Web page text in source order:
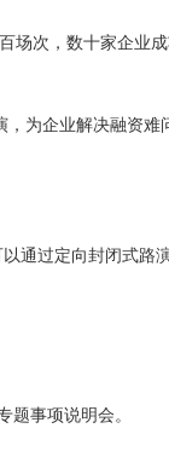
场次，数十家企业
为企业解决融资难
通过定向封闭式路
事项说明会。